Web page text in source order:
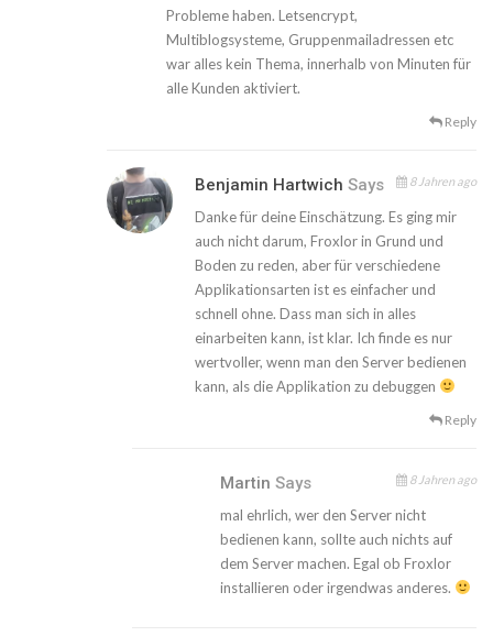
Probleme haben. Letsencrypt,
Multiblogsysteme, Gruppenmailadressen etc
war alles kein Thema, innerhalb von Minuten für
alle Kunden aktiviert.
Reply
Benjamin Hartwich Says 8 Jahren ago
Danke für deine Einschätzung. Es ging mir
auch nicht darum, Froxlor in Grund und
Boden zu reden, aber für verschiedene
Applikationsarten ist es einfacher und
schnell ohne. Dass man sich in alles
einarbeiten kann, ist klar. Ich finde es nur
wertvoller, wenn man den Server bedienen
kann, als die Applikation zu debuggen
Reply
MartinSays 8 Jahren ago
mal ehrlich, wer den Server nicht
bedienen kann, sollte auch nichts auf
dem Server machen. Egal ob Froxlor
installieren oder irgendwas anderes.